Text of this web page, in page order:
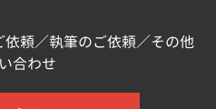
頼／執筆のご依頼／その他
合わせ